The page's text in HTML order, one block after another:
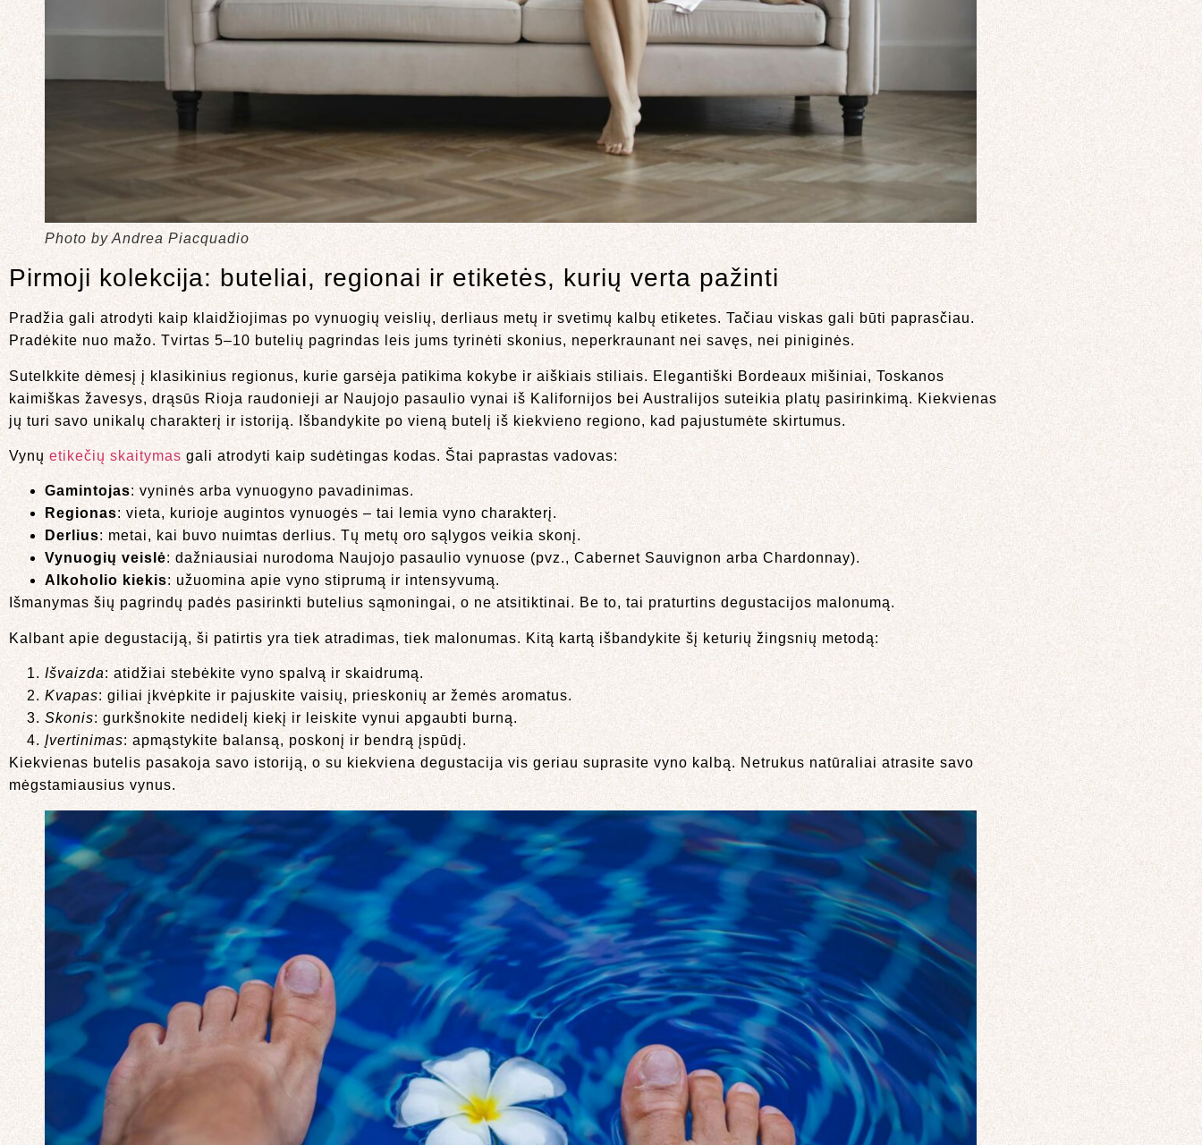
Photo by Andrea Piacquadio
Pirmoji kolekcija: buteliai, regionai ir etiketės, kurių verta pažinti
Pradžia gali atrodyti kaip klaidžiojimas po vynuogių veislių, derliaus metų ir svetimų kalbų etiketes. Tačiau viskas gali būti paprasčiau.
Pradėkite nuo mažo. Tvirtas 5–10 butelių pagrindas leis jums tyrinėti skonius, neperkraunant nei savęs, nei piniginės.
Sutelkkite dėmesį į klasikinius regionus, kurie garsėja patikima kokybe ir aiškiais stiliais. Elegantiški Bordeaux mišiniai, Toskanos
kaimiškas žavesys, drąsūs Rioja raudonieji ar Naujojo pasaulio vynai iš Kalifornijos bei Australijos suteikia platų pasirinkimą. Kiekvienas
jų turi savo unikalų charakterį ir istoriją. Išbandykite po vieną butelį iš kiekvieno regiono, kad pajustumėte skirtumus.
Vynų etikečių skaitymas gali atrodyti kaip sudėtingas kodas. Štai paprastas vadovas:
Gamintojas: vyninės arba vynuogyno pavadinimas.
Regionas: vieta, kurioje augintos vynuogės – tai lemia vyno charakterį.
Derlius: metai, kai buvo nuimtas derlius. Tų metų oro sąlygos veikia skonį.
Vynuogių veislė: dažniausiai nurodoma Naujojo pasaulio vynuose (pvz., Cabernet Sauvignon arba Chardonnay).
Alkoholio kiekis: užuomina apie vyno stiprumą ir intensyvumą.
Išmanymas šių pagrindų padės pasirinkti butelius sąmoningai, o ne atsitiktinai. Be to, tai praturtins degustacijos malonumą.
Kalbant apie degustaciją, ši patirtis yra tiek atradimas, tiek malonumas. Kitą kartą išbandykite šį keturių žingsnių metodą:
Išvaizda: atidžiai stebėkite vyno spalvą ir skaidrumą.
Kvapas: giliai įkvėpkite ir pajuskite vaisių, prieskonių ar žemės aromatus.
Skonis: gurkšnokite nedidelį kiekį ir leiskite vynui apgaubti burną.
Įvertinimas: apmąstykite balansą, poskonį ir bendrą įspūdį.
Kiekvienas butelis pasakoja savo istoriją, o su kiekviena degustacija vis geriau suprasite vyno kalbą. Netrukus natūraliai atrasite savo
mėgstamiausius vynus.